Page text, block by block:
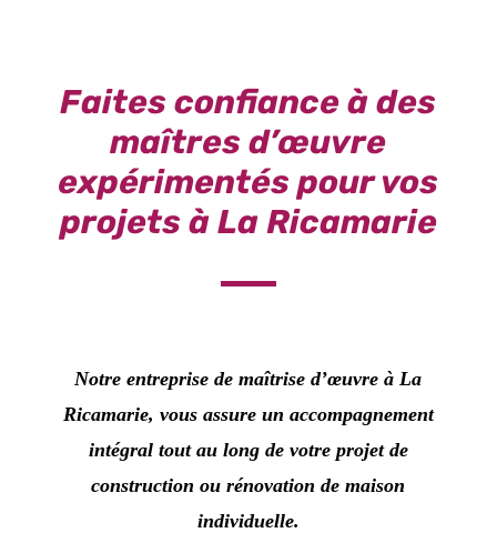
Faites confiance à des
maîtres d’œuvre
expérimentés pour vos
projets à La Ricamarie
Notre entreprise de maîtrise d’œuvre à La
Ricamarie, vous assure un accompagnement
intégral tout au long de votre projet de
construction ou rénovation de maison
individuelle.